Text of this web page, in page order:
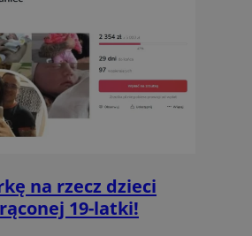
na rzecz dzieci
19-latki!